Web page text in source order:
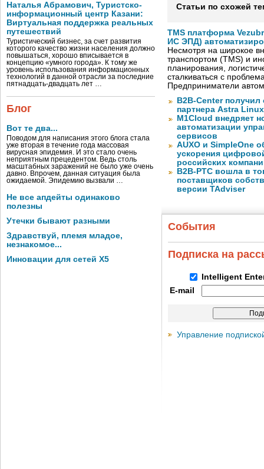
Наталья Абрамович, Туристско-
информационный центр Казани:
Виртуальная поддержка реальных
путешествий
Туристический бизнес, за счет развития
которого качество жизни населения должно
повышаться, хорошо вписывается в
концепцию «умного города». К тому же
уровень использования информационных
технологий в данной отрасли за последние
пятнадцать-двадцать лет …
Блог
Вот те два...
Поводом для написания этого блога стала
уже вторая в течение года массовая
вирусная эпидемия. И это стало очень
неприятным прецедентом. Ведь столь
масштабных заражений не было уже очень
давно. Впрочем, данная ситуация была
ожидаемой. Эпидемию вызвали …
Не все апдейты одинаково
полезны
Утечки бывают разными
Здравствуй, племя младое,
незнакомое...
Инновации для сетей X5
Статьи по схожей
TMS платформа
ИС ЭПД)
Несмотря на широкое
транспортом (TMS) и
планирования,
сталкиваться с
Предприниматели
B2B-Center получил
партнера Astra Linux
M1Cloud внедряет
автоматизации
сервисов
AUXO и SimpleOne
ускорения
российских
B2B-РТС вошла в
поставщиков
версии TAdviser
События
Подписка на
Intelligent
E-mail
Управление